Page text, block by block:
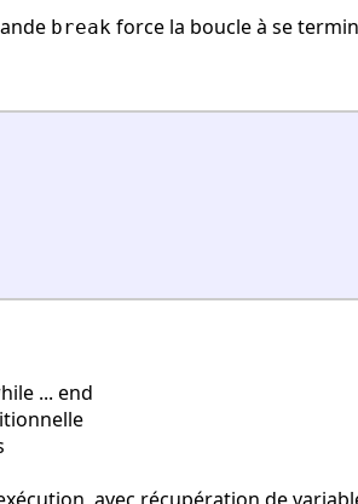
break force la boucle à se
... end